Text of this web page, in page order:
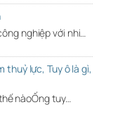
nghiệp với nhi…
thuỷ lực, Tuy ô là gì,
nàoỐng tuy…